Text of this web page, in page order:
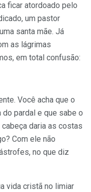
ficar atordoado pelo
um pastor
santa mãe. Já
as lágrimas
em total confusão:
Você acha que o
do pardal e que sabe o
daria as costas
Com ele não
no que diz
vida cristã no limiar